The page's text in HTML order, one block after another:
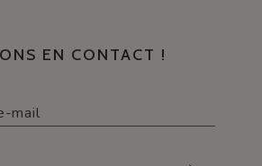
EN CONTACT !